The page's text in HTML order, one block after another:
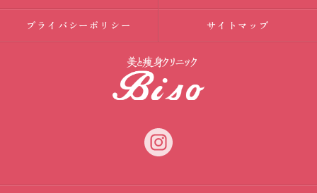
プライバシーポリシー サイトマップ